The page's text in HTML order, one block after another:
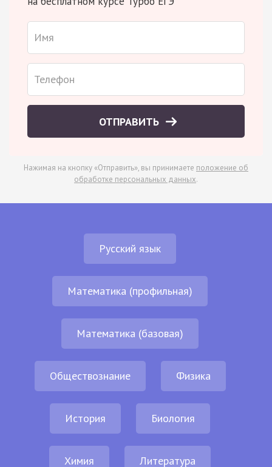
ОТПРАВИТЬ
Нажимая на кнопку «Отправить», вы принимаете положение об
обработке персональных данных.
Русский язык
Математика (профильная)
Математика (базовая)
Обществознание Физика
История Биология
Химия Литература